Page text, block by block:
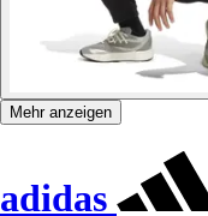
Mehr anzeigen
adidas